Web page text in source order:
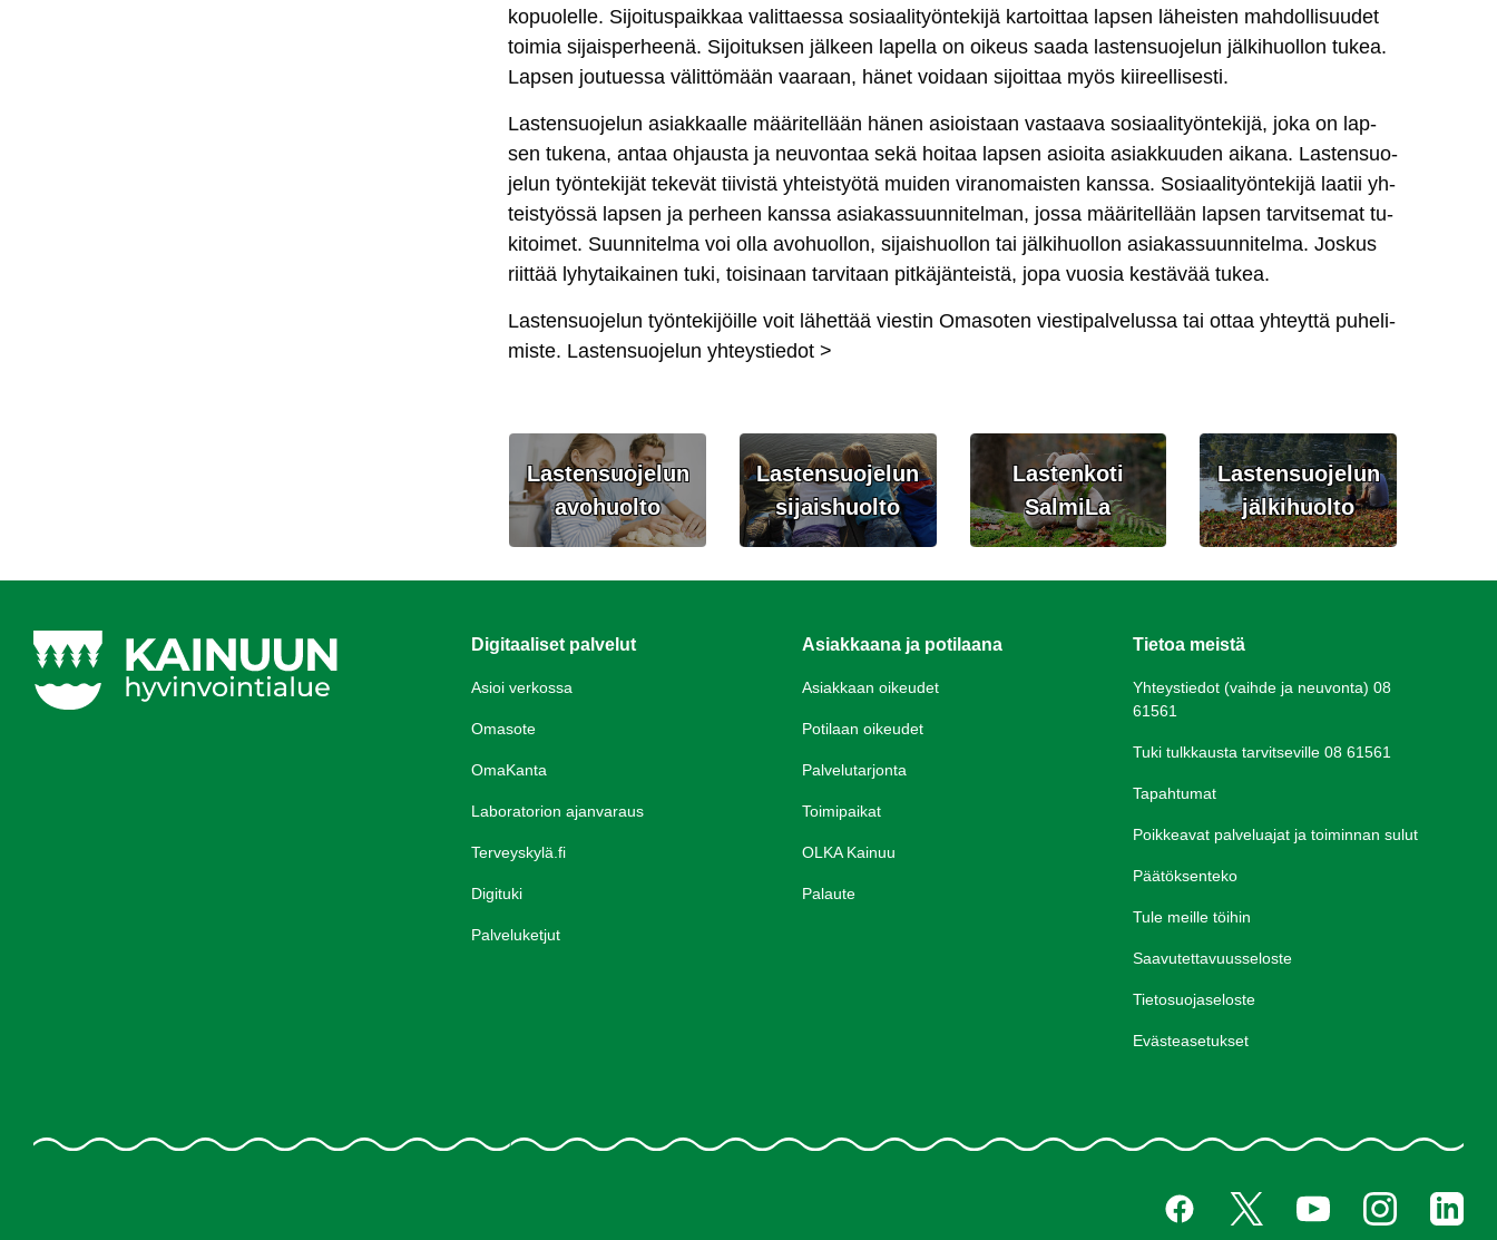
ko­puo­lel­le. Si­joi­tus­paik­kaa va­lit­taes­sa so­siaa­li­työn­te­ki­jä kar­toit­taa lap­sen lä­heis­ten mah­dol­li­suu­det
toi­mia si­jais­per­hee­nä. Si­joi­tuk­sen jäl­keen la­pel­la on oi­keus saa­da las­ten­suo­je­lun jäl­ki­huol­lon tu­kea.
Lap­sen jou­tues­sa vä­lit­tö­mään vaa­raan, hä­net voi­daan si­joit­taa myös kii­reel­li­ses­ti.
Las­ten­suo­je­lun asiak­kaal­le mää­ri­tel­lään hä­nen asiois­taan vas­taa­va so­siaa­li­työn­te­ki­jä, jo­ka on lap­
sen tu­ke­na, an­taa oh­jaus­ta ja neu­von­taa se­kä hoi­taa lap­sen asioi­ta asiak­kuu­den ai­ka­na. Las­ten­suo­
je­lun työn­te­ki­jät te­ke­vät tii­vis­tä yh­teis­työ­tä mui­den vi­ra­no­mais­ten kans­sa. So­siaa­li­työn­te­ki­jä laa­tii yh­
teis­työs­sä lap­sen ja per­heen kans­sa asia­kas­suun­ni­tel­man, jos­sa mää­ri­tel­lään lap­sen tar­vit­se­mat tu­
ki­toi­met. Suun­ni­tel­ma voi ol­la avo­huol­lon, si­jais­huol­lon tai jäl­ki­huol­lon asia­kas­suun­ni­tel­ma. Jos­kus
riit­tää ly­hy­tai­kai­nen tu­ki, toi­si­naan tar­vi­taan pit­kä­jän­teis­tä, jo­pa vuo­sia kes­tä­vää tu­kea.
Las­ten­suo­je­lun työn­te­ki­jöil­le voit lä­het­tää vies­tin Oma­so­ten vies­ti­pal­ve­lus­sa tai ot­taa yh­teyt­tä pu­he­li­
mis­te. Las­ten­suo­je­lun yh­teys­tie­dot >
Lastensuojelun
avohuolto
Lastensuojelun
sijaishuolto
Lastenkoti
SalmiLa
Lastensuojelun
jälkihuolto
Digitaaliset palvelut
Asioi verkossa
Omasote
OmaKanta
Laboratorion ajanvaraus
Terveyskylä.fi
Digituki
Palveluketjut
Asiakkaana ja potilaana
Asiakkaan oikeudet
Potilaan oikeudet
Palvelutarjonta
Toimipaikat
OLKA Kainuu
Palaute
Tietoa meistä
Yhteystiedot (vaihde ja neuvonta) 08
61561
Tuki tulkkausta tarvitseville 08 61561
Tapahtumat
Poikkeavat palveluajat ja toiminnan sulut
Päätöksenteko
Tule meille töihin
Saavutettavuusseloste
Tietosuojaseloste
Evästeasetukset